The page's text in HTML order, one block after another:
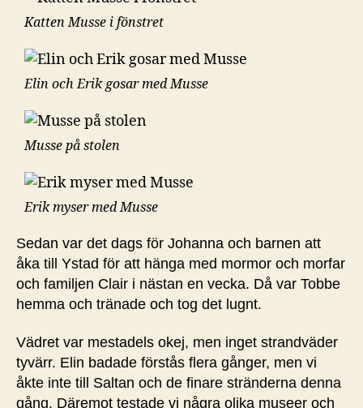
Katten Musse i fönstret
Elin och Erik gosar med Musse
Musse på stolen
Erik myser med Musse
Sedan var det dags för Johanna och barnen att
åka till Ystad för att hänga med mormor och morfar
och familjen Clair i nästan en vecka. Då var Tobbe
hemma och tränade och tog det lugnt.
Vädret var mestadels okej, men inget strandväder
tyvärr. Elin badade förstås flera gånger, men vi
åkte inte till Saltan och de finare stränderna denna
gång. Däremot testade vi några olika museer och